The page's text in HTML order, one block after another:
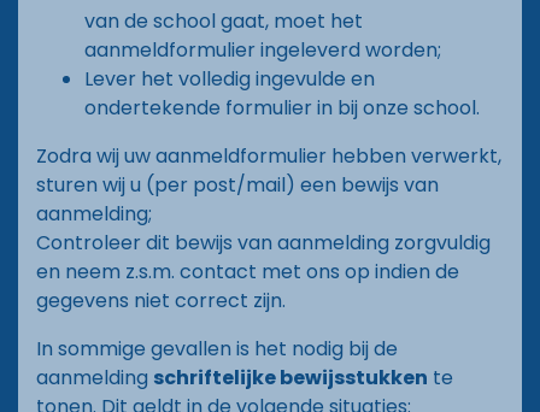
van de school gaat, moet het
aanmeldformulier ingeleverd worden;
Lever het volledig ingevulde en
ondertekende formulier in bij onze school.
Zodra wij uw aanmeldformulier hebben verwerkt,
sturen wij u (per post/mail) een bewijs van
aanmelding;
Controleer dit bewijs van aanmelding zorgvuldig
en neem z.s.m. contact met ons op indien de
gegevens niet correct zijn.
In sommige gevallen is het nodig bij de
aanmelding schriftelijke bewijsstukken te